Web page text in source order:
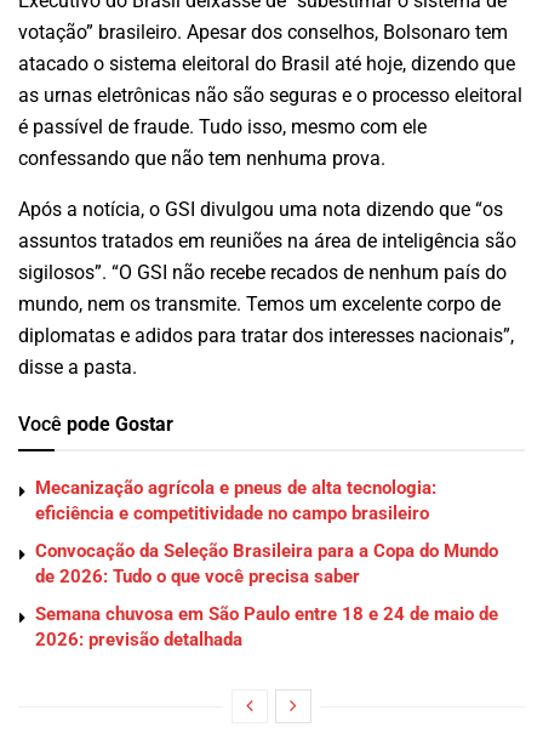
votação” brasileiro. Apesar dos conselhos, Bolsonaro tem
atacado o sistema eleitoral do Brasil até hoje, dizendo que
as urnas eletrônicas não são seguras e o processo eleitoral
é passível de fraude. Tudo isso, mesmo com ele
confessando que não tem nenhuma prova.
Após a notícia, o GSI divulgou uma nota dizendo que “os
assuntos tratados em reuniões na área de inteligência são
sigilosos”. “O GSI não recebe recados de nenhum país do
mundo, nem os transmite. Temos um excelente corpo de
diplomatas e adidos para tratar dos interesses nacionais”,
disse a pasta.
Você pode Gostar
Mecanização agrícola e pneus de alta tecnologia:
eficiência e competitividade no campo brasileiro
Convocação da Seleção Brasileira para a Copa do Mundo
de 2026: Tudo o que você precisa saber
Semana chuvosa em São Paulo entre 18 e 24 de maio de
2026: previsão detalhada